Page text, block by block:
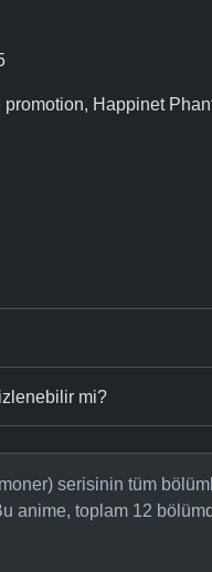
Happinet
mi?
serisinin tüm
toplam 12